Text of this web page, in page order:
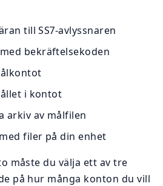
till SS7-avlyssnaren
bekräftelsekoden
i kontot
arkiv av målfilen
filer på din enhet
måste du välja ett av tre
på hur många konton du vill